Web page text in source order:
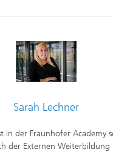
Sarah Lechner
in der Fraunhofer Academy
der Externen Weiterbildung